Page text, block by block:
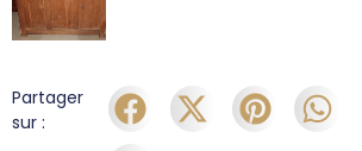
Partager
sur :